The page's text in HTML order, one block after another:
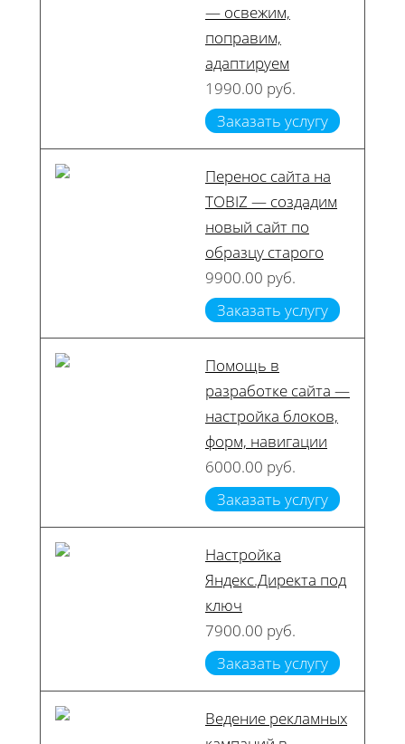
— освежим,
поправим,
адаптируем
1990.00 руб.
Заказать услугу
Перенос сайта на
TOBIZ — создадим
новый сайт по
образцу старого
9900.00 руб.
Заказать услугу
Помощь в
разработке сайта —
настройка блоков,
форм, навигации
6000.00 руб.
Заказать услугу
Настройка
Яндекс.Директа под
ключ
7900.00 руб.
Заказать услугу
Ведение рекламных